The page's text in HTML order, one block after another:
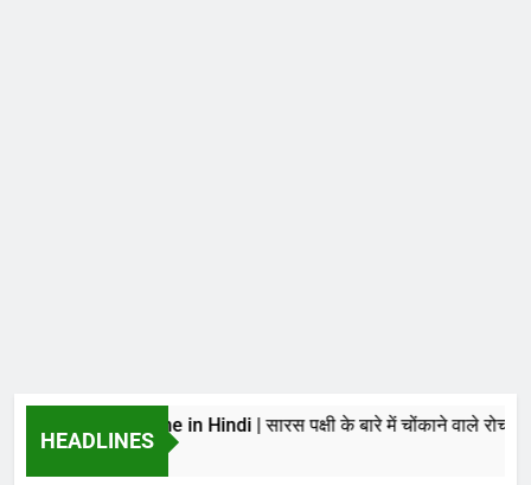
HEADLINES
Sarus Crane in Hindi | सारस पक्षी के बारे में चोंकाने वाले रोचक तथ्य